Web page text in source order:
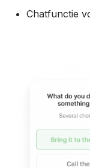
Chatfunctie